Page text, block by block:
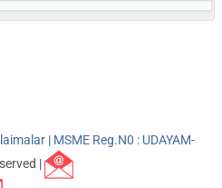
| MSME Reg.N0 : UDAYAM-
|